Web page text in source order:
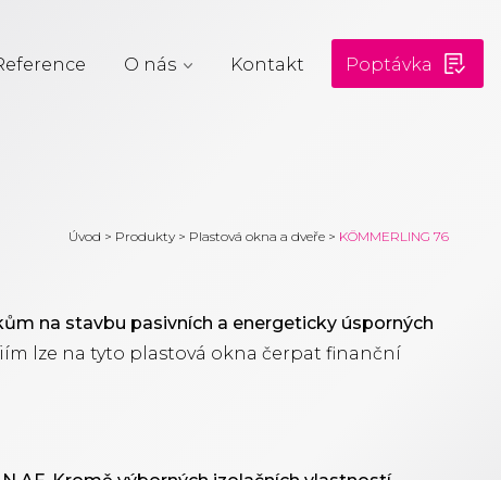
O nás Kontakt Poptávka
Úvod > Produkty > Plastová okna a dveře > KÖMMERLING 76
na stavbu pasivních a energeticky úsporných
lze na tyto plastová okna čerpat finanční